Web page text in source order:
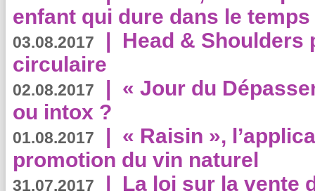
enfant qui dure dans le temps
03.08.2017 | Head & Shoulders
circulaire
02.08.2017 | « Jour du
ou intox ?
01.08.2017 | « Raisin »,
promotion du vin naturel
31.07.2017 | La loi sur la vente